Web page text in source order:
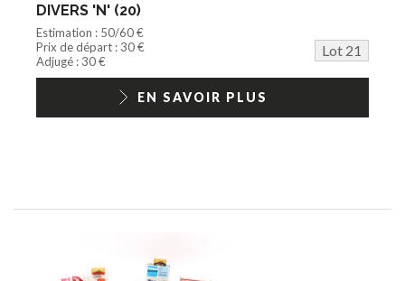
DIVERS 'N' (20)
Estimation : 50/60 €
Prix de départ : 30 €
Lot 21
Adjugé : 30 €
EN SAVOIR PLUS